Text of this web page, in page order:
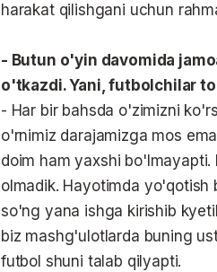
harakat qilishgani uchun
- Butun o'yin davomida
o'tkazdi. Yani, futbolchilar
- Har bir bahsda o'zimizni
o'rnimiz darajamizga mos
doim ham yaxshi
olmadik. Hayotimda yo'qotish
so'ng yana ishga kirishib
biz mashg'ulotlarda buning
futbol shuni talab qilyapti.